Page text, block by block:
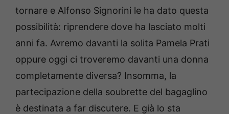
tornare e Alfonso Signorini le ha dato questa
possibilità: riprendere dove ha lasciato molti
anni fa. Avremo davanti la solita Pamela Prati
oppure oggi ci troveremo davanti una donna
completamente diversa? Insomma, la
partecipazione della soubrette del bagaglino
è destinata a far discutere. E già lo sta